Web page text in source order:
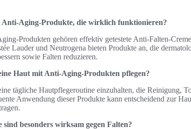
Anti-Aging-Produkte, die wirklich funktionieren?
Produkten gehören effektiv getestete Anti-Falten-
Lauder und Neutrogena bieten Produkte an, die
sowie Falten reduzieren.
Haut mit Anti-Aging-Produkten pflegen?
tägliche Hautpflegeroutine einzuhalten, die Reinigung,
Anwendung dieser Produkte kann entscheidend zur
sind besonders wirksam gegen Falten?